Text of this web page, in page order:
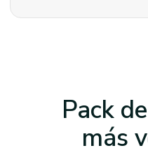
Pack
más